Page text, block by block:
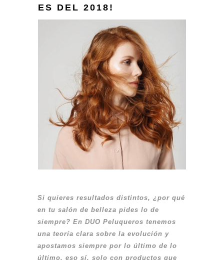
ES DEL 2018!
Si quieres resultados distintos, ¿por qué
en tu salón de belleza pides lo de
siempre? En DUO Peluqueros tenemos
una teoría clara sobre la evolución y
apostamos siempre por lo último de lo
último, eso sí, solo con productos que